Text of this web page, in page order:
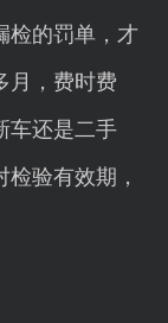
检的罚单，才
月，费时费
车还是二手
验有效期，